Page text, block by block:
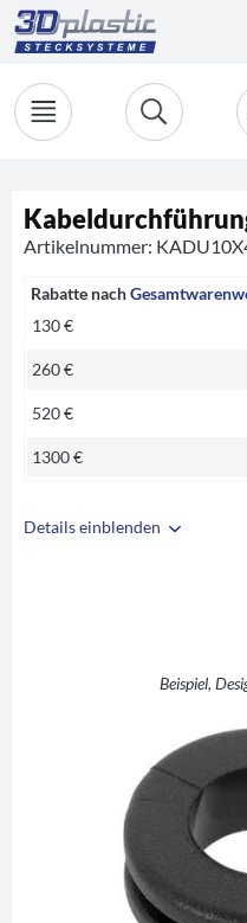
Details einblenden
Beispiel,
Artikelnummer:
Rabatte nach
130 €
260 €
520 €
1300 €